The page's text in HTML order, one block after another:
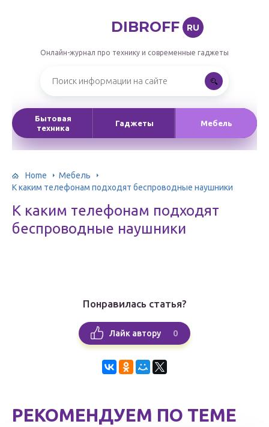
DIBROFF RU
Онлайн-журнал про технику и современные гаджеты
Бытовая
техника
Гаджеты Мебель
Home
Мебель
К каким телефонам подходят беспроводные наушники
К каким телефонам подходят
беспроводные наушники
Понравилась статья?
Лайк автору 0
РЕКОМЕНДУЕМ ПО ТЕМЕ